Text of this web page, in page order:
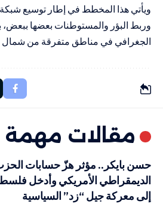
ويأتي هذا المخطط في إطار توسيع شبكة
وربط البؤر والمستوطنات بعضها ببعض،
الجغرافي في مناطق متفرقة من شمال
مقالات مهمة
حسن بايكر.. مؤثر هزّ حسابات
الديمقراطي الأمريكي وأدخل
إلى معركة جيل “زد” السياسية